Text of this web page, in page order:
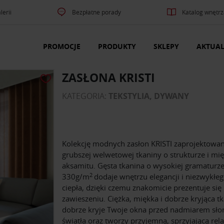
Bezpłatne porady Katalog
PROMOCJE PRODUKTY SKLEPY
ZASŁONA KRISTI
KATEGORIA: TEKSTYLIA, DYWANY
Kolekcję modnych zasłon KRISTI
grubszej welwetowej tkaniny o strukturze i
aksamitu. Gęsta tkanina o wysokiej
330g/m2 dodaje wnętrzu elegancji i
ciepła, dzięki czemu znakomicie prezentuje się
zawieszeniu. Ciężka, miękka i dobrze kryjąca
dobrze kryje Twoje okna przed nadmiarem
światła oraz tworzy przyjemną, sprzyjającą